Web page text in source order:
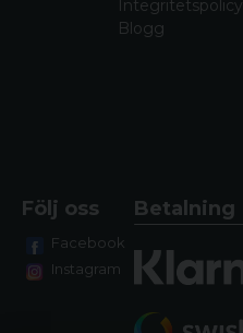
Integritetspolicy
Blogg
Följ oss
Facebook
Instagram
Betalning